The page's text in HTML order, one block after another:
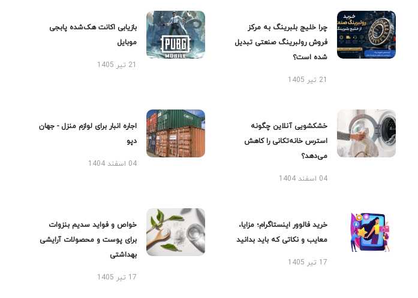
چرا خلیج بلبرینگ به مرکز
فروش رولبرینگ صنعتی تبدیل
شده است؟
21 تیر 1405
بازیابی اکانت هک‌شده پابجی
موبایل
21 تیر 1405
خشکشویی آنلاین چگونه
استرس خانه‌تکانی را کاهش
می‌دهد؟
04 اسفند 1404
اجاره انبار برای لوازم منزل - جهان
دپو
04 اسفند 1404
خرید فالوور اینستاگرام؛ مزایا،
معایب و نکاتی که باید بدانید
17 تیر 1405
خواص و فواید سدیم بنزوات
برای پوست و محصولات آرایشی
بهداشتی
17 تیر 1405